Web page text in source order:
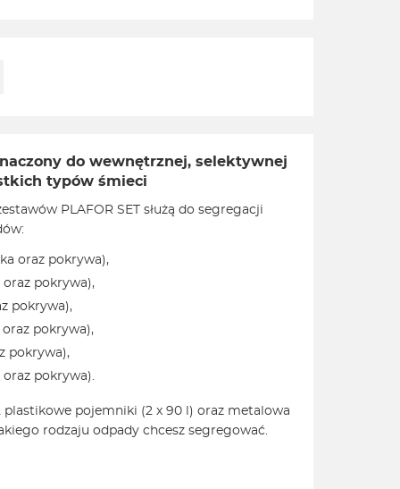
do wewnętrznej, selektywnej
typów śmieci
PLAFOR SET służą do segregacji
oraz pokrywa),
oraz pokrywa),
pokrywa),
pokrywa),
pokrywa),
oraz pokrywa).
plastikowe pojemniki (2 x 90 l) oraz metalowa
rodzaju odpady chcesz segregować.